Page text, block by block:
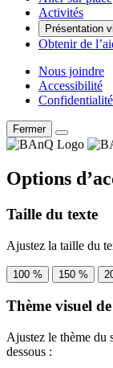
Activités
Présentation
Obtenir de
Nous joindre
Accessibilité
Confidentialité
Fermer
Options
Taille du texte
Ajustez la taille du
100 % 150 %
Thème visuel
Ajustez le thème du
dessous :